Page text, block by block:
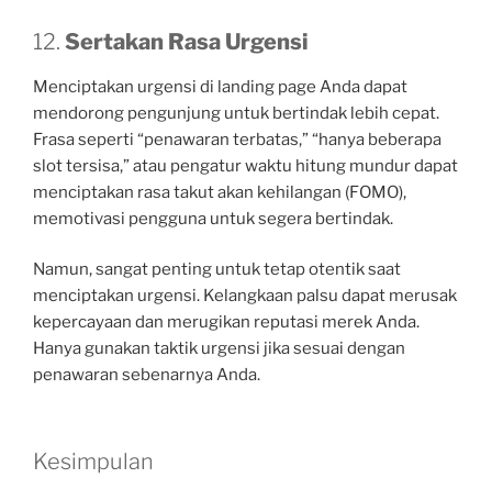
12. Sertakan Rasa Urgensi
Menciptakan urgensi di landing page Anda dapat
mendorong pengunjung untuk bertindak lebih cepat.
Frasa seperti “penawaran terbatas,” “hanya beberapa
slot tersisa,” atau pengatur waktu hitung mundur dapat
menciptakan rasa takut akan kehilangan (FOMO),
memotivasi pengguna untuk segera bertindak.
Namun, sangat penting untuk tetap otentik saat
menciptakan urgensi. Kelangkaan palsu dapat merusak
kepercayaan dan merugikan reputasi merek Anda.
Hanya gunakan taktik urgensi jika sesuai dengan
penawaran sebenarnya Anda.
Kesimpulan